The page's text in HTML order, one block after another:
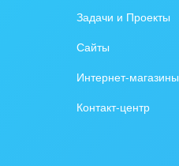
Задачи и Проекты
Сайты
Интернет-магазины
Контакт-центр